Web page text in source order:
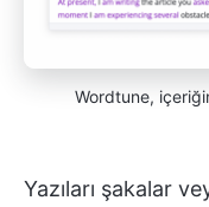
Wordtune,
Yazıları şakalar